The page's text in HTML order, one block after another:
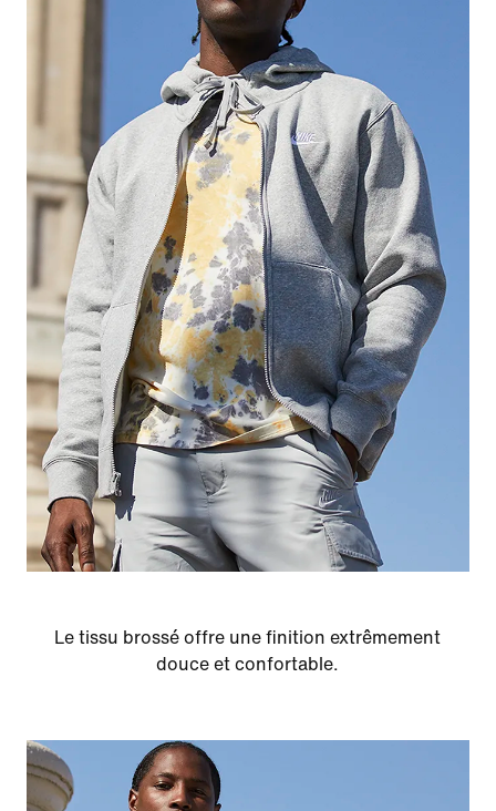
Le tissu brossé offre une finition extrêmement
douce et confortable.